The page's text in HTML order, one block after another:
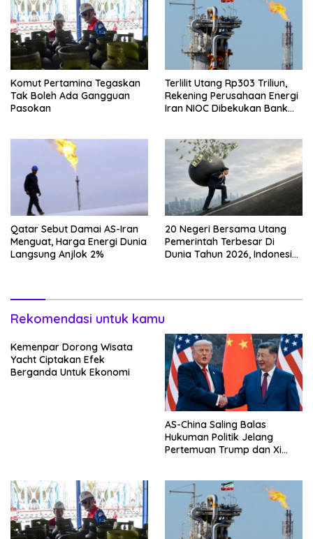
Komut Pertamina Tegaskan
Tak Boleh Ada Gangguan
Pasokan
Terlilit Utang Rp303 Triliun,
Rekening Perusahaan Energi
Iran NIOC Dibekukan Bank
Qatar Sebut Damai AS-Iran
Menguat, Harga Energi Dunia
Langsung Anjlok 2%
20 Negeri Bersama Utang
Pemerintah Terbesar Di
Dunia Tahun 2026, Indonesia
Rekomendasi untuk kamu
Kemenpar Dorong Wisata
Yacht Ciptakan Efek
Berganda Untuk Ekonomi
AS-China Saling Balas
Hukuman Politik Jelang
Pertemuan Trump dan Xi